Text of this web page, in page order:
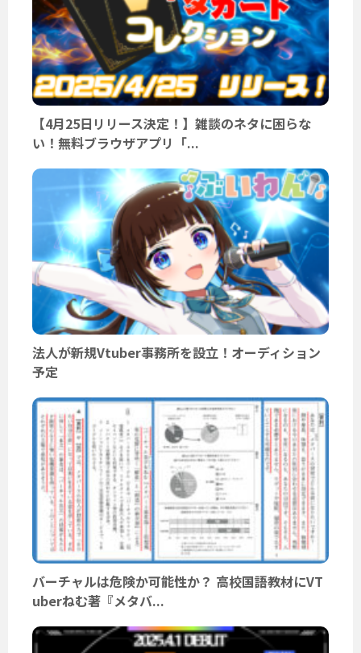
【4月25日リリース決定！】雑談のネタに困らな
い！無料ブラウザアプリ「...
法人が新規Vtuber事務所を設立！オーディション
予定
バーチャルは危険か可能性か？ 高校国語教材にVT
uberねむ著『メタバ...